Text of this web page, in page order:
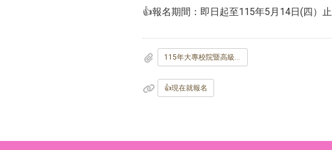
👍報名期間：即日起至115年5月14日(四）止
115年大專校院暨高級中等學校教職員生命教育精進研習工作坊-海報.jpg
👍現在就報名